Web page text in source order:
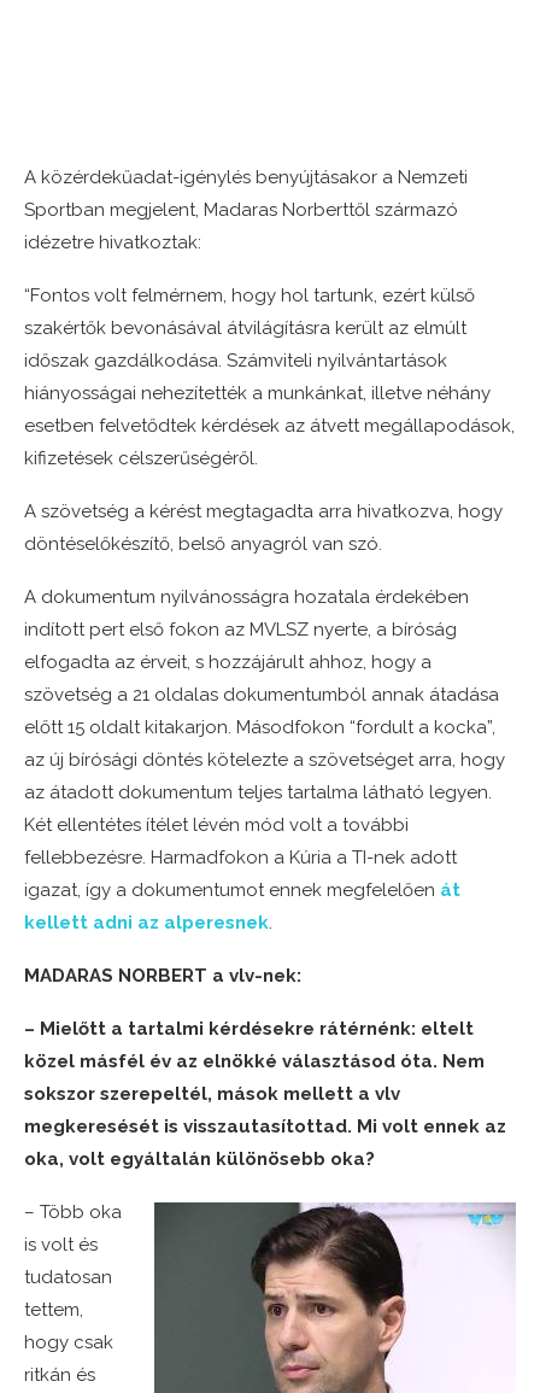
A közérdekűadat-igénylés benyújtásakor a Nemzeti
Sportban megjelent, Madaras Norberttől származó
idézetre hivatkoztak:
“Fontos volt felmérnem, hogy hol tartunk, ezért külső
szakértők bevonásával átvilágításra került az elmúlt
időszak gazdálkodása. Számviteli nyilvántartások
hiányosságai nehezítették a munkánkat, illetve néhány
esetben felvetődtek kérdések az átvett megállapodások,
kifizetések célszerűségéről.
A szövetség a kérést megtagadta arra hivatkozva, hogy
döntéselőkészítő, belső anyagról van szó.
A dokumentum nyilvánosságra hozatala érdekében
indított pert első fokon az MVLSZ nyerte, a bíróság
elfogadta az érveit, s hozzájárult ahhoz, hogy a
szövetség a 21 oldalas dokumentumból annak átadása
előtt 15 oldalt kitakarjon. Másodfokon “fordult a kocka”,
az új bírósági döntés kötelezte a szövetséget arra, hogy
az átadott dokumentum teljes tartalma látható legyen.
Két ellentétes ítélet lévén mód volt a további
fellebbezésre. Harmadfokon a Kúria a TI-nek adott
igazat, így a dokumentumot ennek megfelelően át
kellett adni az alperesnek.
MADARAS NORBERT a vlv-nek:
– Mielőtt a tartalmi kérdésekre rátérnénk: eltelt
közel másfél év az elnökké választásod óta. Nem
sokszor szerepeltél, mások mellett a vlv
megkeresését is visszautasítottad. Mi volt ennek az
oka, volt egyáltalán különösebb oka?
– Több oka
is volt és
tudatosan
tettem,
hogy csak
ritkán és